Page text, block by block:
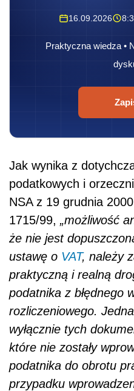
16.09.2026
Praktyczna wiedza •
Jak wynika z
podatkowych i
NSA z 19 grudnia
1715/99, „możliwość
że nie jest
ustawę o VAT, należy
praktyczną i realną
podatnika z błędnego
rozliczeniowego.
wyłącznie tych
które nie zostały
podatnika do obrotu
przypadku